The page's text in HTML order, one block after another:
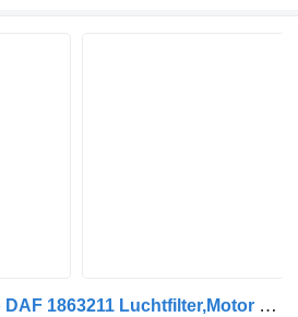
Воздушный фильтр DAF 1863211 Luchtfilter,Motor CF76/CF86 для грузовика DAF CF76/CF86